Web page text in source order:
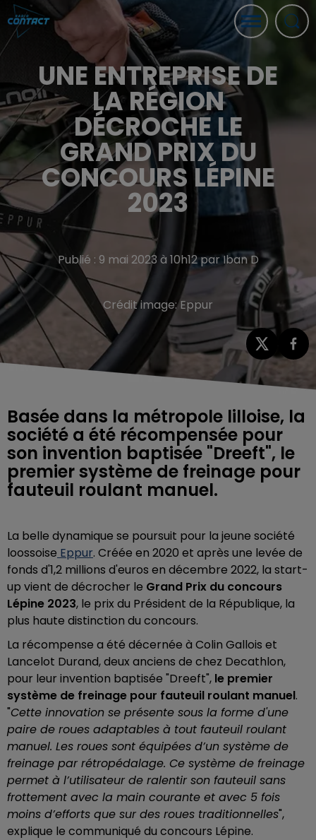
UNE ENTREPRISE DE
LA RÉGION
DÉCROCHE LE
GRAND PRIX DU
CONCOURS LÉPINE
2023
Publié : 9 mai 2023 à 10h12 par Iban D
Crédit image:Eppur
Basée dans la métropole lilloise, la
société a été récompensée pour
son invention baptisée "Dreeft", le
premier système de freinage pour
fauteuil roulant manuel.
La belle dynamique se poursuit pour la jeune société
loossoise Eppur. Créée en 2020 et après une levée de
fonds d'1,2 millions d'euros en décembre 2022, la start-
up vient de décrocher le Grand Prix du concours
Lépine 2023, le prix du Président de la République, la
plus haute distinction du concours.
La récompense a été décernée à Colin Gallois et
Lancelot Durand, deux anciens de chez Decathlon,
pour leur invention baptisée "Dreeft", le premier
système de freinage pour fauteuil roulant manuel.
"Cette innovation se présente sous la forme d'une
paire de roues adaptables à tout fauteuil roulant
manuel. Les roues sont équipées d’un système de
freinage par rétropédalage. Ce système de freinage
permet à l’utilisateur de ralentir son fauteuil sans
frottement avec la main courante et avec 5 fois
moins d’efforts que sur des roues traditionnelles",
explique le communiqué du concours Lépine.